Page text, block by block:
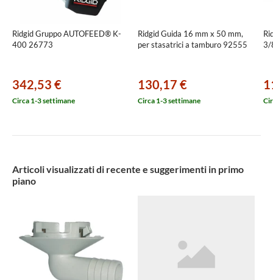
Ridgid Gruppo AUTOFEED® K-
400 26773
342,53 €
Circa 1-3 settimane
Ridgid Guida 16 mm x 50 mm,
per stasatrici a tamburo 92555
130,17 €
Circa 1-3 settimane
3/
Articoli visualizzati di recente e suggerimenti in primo
piano